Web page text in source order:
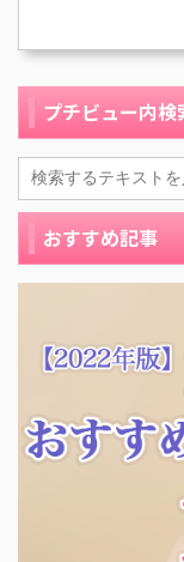
プチビュー内検
おすすめ記事